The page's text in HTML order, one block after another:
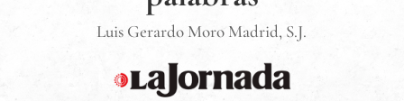
Luis Gerardo Moro Madrid, S.J.